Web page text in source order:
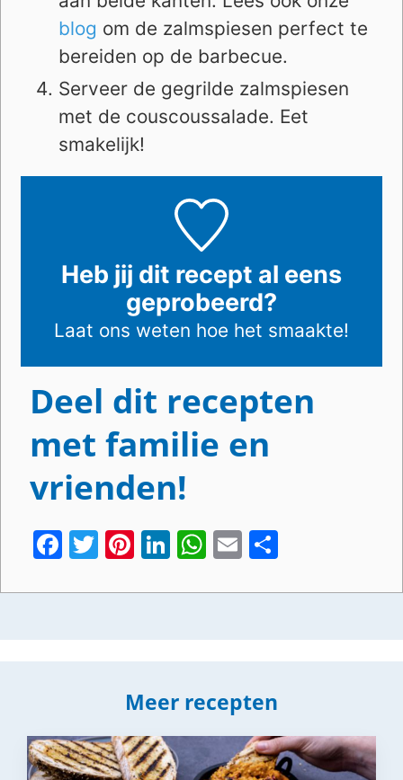
blog om de zalmspiesen perfect te
bereiden op de barbecue.
Serveer de gegrilde zalmspiesen
met de couscoussalade. Eet
smakelijk!
Heb jij dit recept al eens
geprobeerd?
Laat ons weten hoe het smaakte!
Deel dit recepten
met familie en
vrienden!
Facebook
Twitter
Pinterest
LinkedIn
WhatsApp
Email
Meer recepten